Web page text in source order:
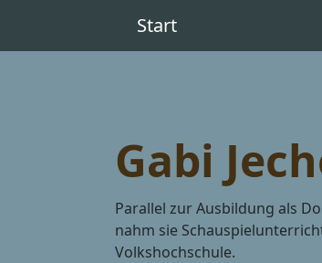
Start
Gabi
Parallel zur Ausbildung als
nahm sie
Volkshochschule.